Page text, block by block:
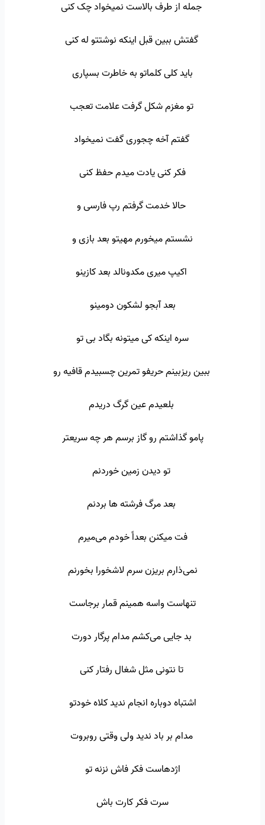
جمله از طرف بالاست نمیخواد چک کنی
گفتش ببین قبل اینکه نوشتتو له کنی
باید کلی کلماتو به خاطرت بسپاری
تو مغزم شکل گرفت علامت تعجب
گفتم آخه چجوری گفت نمیخواد
فکر کنی یادت میدم حفظ کنی
حالا خدمت گرفتم رپ فارسی و
نشستم میخورم مهیتو بعد بازی و
اکیپ میری مکدونالد بعد کازینو
بعد آبجو لشکون دومینو
سره اینکه کی میتونه بگاد بی تو
ببین ریزبینم حریفو تمرین چسبیدم قافیه رو
بلعیدم عین گرگ دریدم
پامو گذاشتم رو گاز برسم هر چه سریعتر
تو دیدن زمین خوردنم
بعد مرگ فرشته ها بردنم
فت میکنن بعداً خودم می‌میرم
نمی‌ذارم بریزن سرم لاشخورا بخورنم
تنهاست واسه همینم قمار برجاست
بد جایی می‌کشم مدام پرگار دورت
تا نتونی مثل شغال رفتار کنی
اشتباه دوباره انجام ندید کلاه خودتو
مدام بر باد ندید ولی وقتی روبروت
اژدهاست فکر فاش نزنه تو
سرت فکر کارت باش